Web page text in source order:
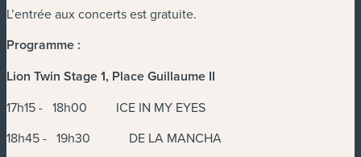
L’entrée aux concerts est gratuite.
Programme :
Lion Twin Stage 1, Place Guillaume II
17h15 - 18h00 ICE IN MY EYES
18h45 - 19h30 DE LA MANCHA